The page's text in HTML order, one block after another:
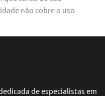
não cobre o uso
de especialistas em